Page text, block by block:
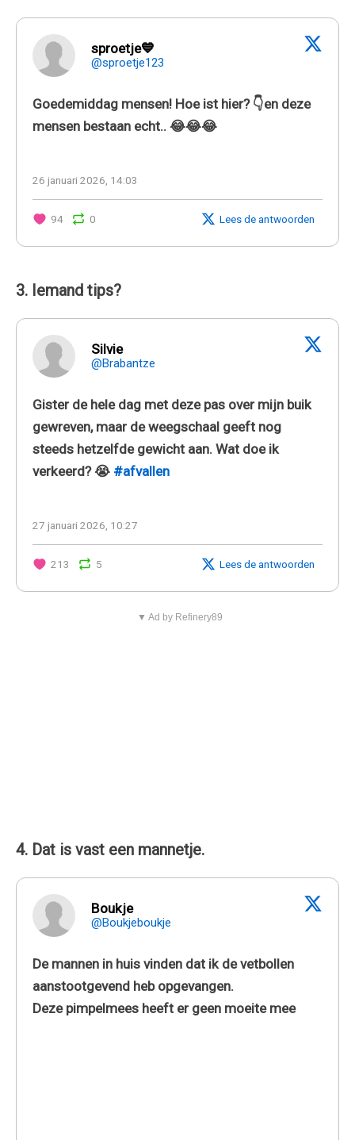
sproetje💙
@sproetje123
Goedemiddag mensen! Hoe ist hier? 👇en deze
mensen bestaan echt.. 😂😂😂
26 januari 2026, 14:03
94 0 Lees de antwoorden
3. Iemand tips?
Silvie
@Brabantze
Gister de hele dag met deze pas over mijn buik
gewreven, maar de weegschaal geeft nog
steeds hetzelfde gewicht aan. Wat doe ik
verkeerd? 😭 #afvallen
27 januari 2026, 10:27
213 5 Lees de antwoorden
▼ Ad by Refinery89
4. Dat is vast een mannetje.
Boukje
@Boukjeboukje
De mannen in huis vinden dat ik de vetbollen
aanstootgevend heb opgevangen.
Deze pimpelmees heeft er geen moeite mee